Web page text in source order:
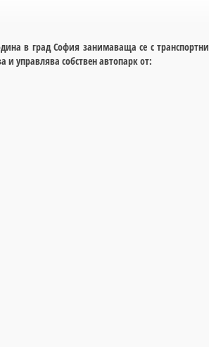
в град София занимаваща се с транспортни
управлява собствен автопарк от: